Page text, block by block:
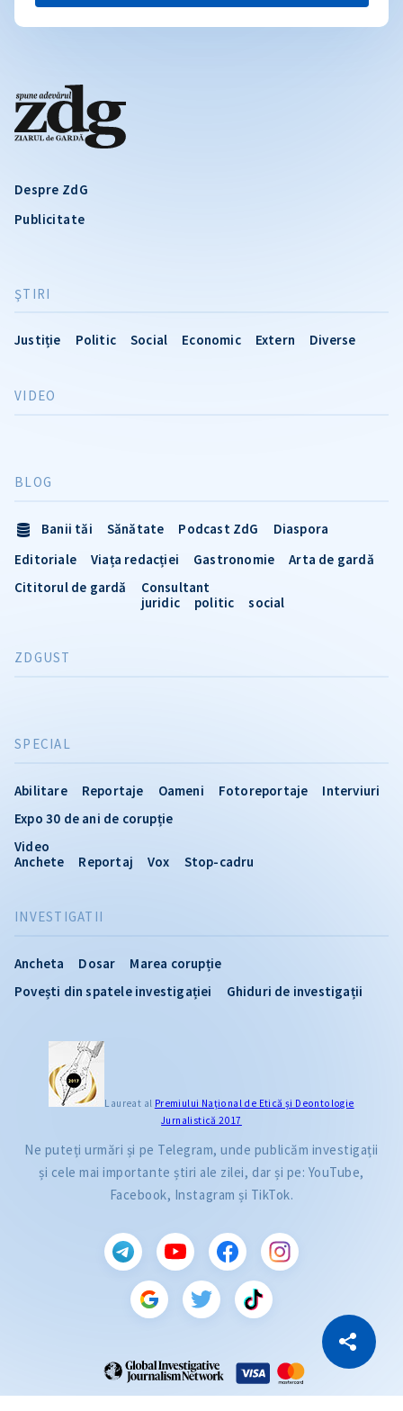
Copiază Link
Despre ZdG
Publicitate
ŞTIRI
Justiție Politic Social Economic Extern Diverse
INVESTIGATII
Ancheta Dosar
Marea corupție
Povești din spatele investigației
Ghiduri de investigații
VIDEO
SPECIAL
Abilitare Reportaje Oameni Fotoreportaje
Interviuri
Expo 30 de ani de corupție
Video
Anchete
Reportaj Vox Stop-cadru
BLOG
Banii tăi Sănătate Podcast ZdG
Diaspora
Editoriale
Viața redacției Gastronomie
Arta de gardă
Cititorul de gardă
Consultant
juridic
politic social
ZDGUST
Laureat al Premiului Naţional de Etică și Deontologie
Jurnalistică 2017
Ne puteți urmări și pe Telegram, unde publicăm investigații
și cele mai importante știri ale zilei, dar și pe: YouTube,
Facebook, Instagram și TikTok.